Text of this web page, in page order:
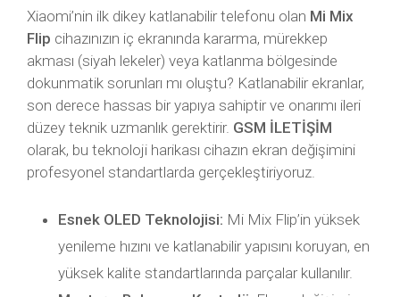
Xiaomi’nin ilk dikey katlanabilir telefonu olan Mi Mix
Flip cihazınızın iç ekranında kararma, mürekkep
akması (siyah lekeler) veya katlanma bölgesinde
dokunmatik sorunları mı oluştu? Katlanabilir ekranlar,
son derece hassas bir yapıya sahiptir ve onarımı ileri
düzey teknik uzmanlık gerektirir. GSM İLETİŞİM
olarak, bu teknoloji harikası cihazın ekran değişimini
profesyonel standartlarda gerçekleştiriyoruz.
Esnek OLED Teknolojisi: Mi Mix Flip’in yüksek
yenileme hızını ve katlanabilir yapısını koruyan, en
yüksek kalite standartlarında parçalar kullanılır.